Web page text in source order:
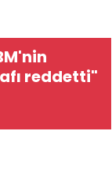
reddetti"